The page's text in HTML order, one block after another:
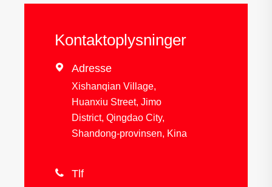
Kontaktoplysninger
 Adresse
Xishanqian Village,
Huanxiu Street, Jimo
District, Qingdao City,
Shandong-provinsen, Kina
 Tlf